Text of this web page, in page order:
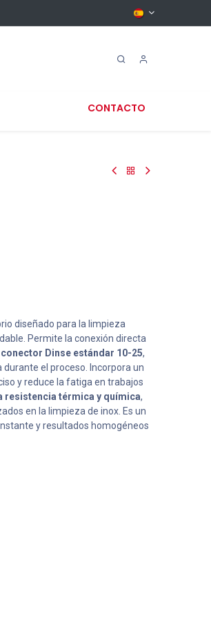
CONTACTO
diseñado para la limpieza
Permite la conexión directa
conector Dinse estándar 10-25,
el proceso. Incorpora un
y reduce la fatiga en trabajos
resistencia térmica y química,
en la limpieza de inox. Es un
y resultados homogéneos